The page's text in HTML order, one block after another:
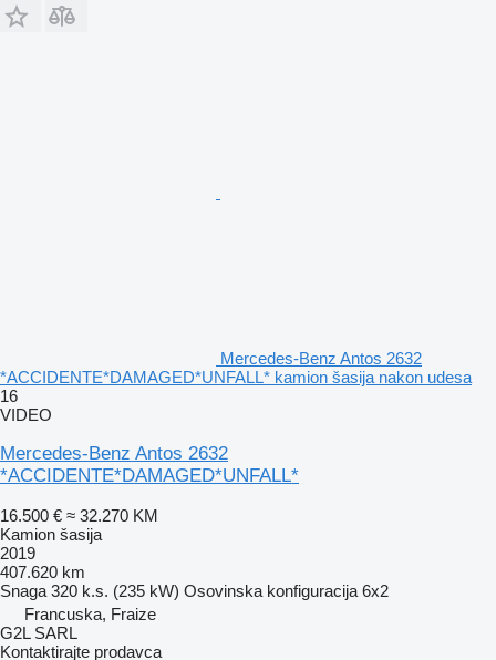
Mercedes-Benz Antos 2632
*ACCIDENTE*DAMAGED*UNFALL* kamion šasija nakon udesa
16
VIDEO
Mercedes-Benz Antos 2632
*ACCIDENTE*DAMAGED*UNFALL*
16.500 € ≈ 32.270 KM
Kamion šasija
2019
407.620 km
Snaga 320 k.s. (235 kW) Osovinska konfiguracija 6x2
Francuska, Fraize
G2L SARL
Kontaktirajte prodavca